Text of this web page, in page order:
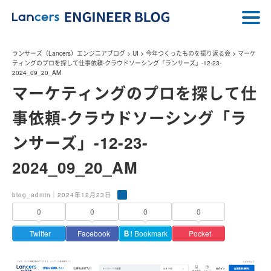
ランサーズ（Lancers）エンジニアブログ > UI > 今年つくったものを振り返る会 > マーケ
ティングのプロを探して仕事依頼-クラウドソーシング「ランサーズ」-12-23-
2024_09_20_AM
マーケティングのプロを探して仕
事依頼-クラウドソーシング「ラ
ンサーズ」-12-23-
2024_09_20_AM
blog_admin｜2024年12月23日
0
Twitter
0
Facebook
0
Ｂ! Bookmark
0
Pocket